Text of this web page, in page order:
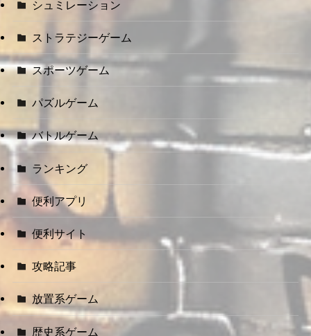
シュミレーション
ストラテジーゲーム
スポーツゲーム
パズルゲーム
バトルゲーム
ランキング
便利アプリ
便利サイト
攻略記事
放置系ゲーム
歴史系ゲーム